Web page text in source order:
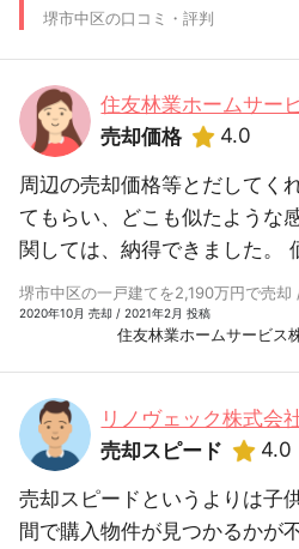
堺市中区の口コミ・評判
住友林業ホームサー
売却価格
4.0
周辺の売却価格等とだしてく
てもらい、どこも似たような
関しては、納得できました。
堺市中区の一戸建てを2,190万円で売
2020年10月 売却 / 2021年2月 投稿
住友林業ホームサービス
リノヴェック株式会
売却スピード
4.0
売却スピードというよりは子
間で購入物件が見つかるかが